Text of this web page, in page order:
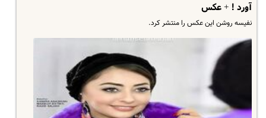
آورد ! + عکس
نفیسه روشن این عکس را منتشر کرد.